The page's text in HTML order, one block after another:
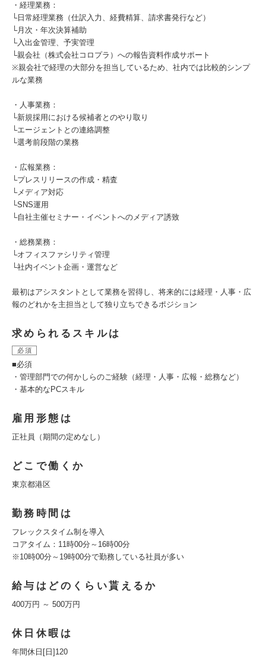
・経理業務：
└日常経理業務（仕訳入力、経費精算、請求書発行など）
└月次・年次決算補助
└入出金管理、予実管理
└親会社（株式会社コロプラ）への報告資料作成サポート
※親会社で経理の大部分を担当しているため、社内では比較的シンプ
ルな業務
・人事業務：
└新規採用における候補者とのやり取り
└エージェントとの連絡調整
└選考前段階の業務
・広報業務：
└プレスリリースの作成・精査
└メディア対応
└SNS運用
└自社主催セミナー・イベントへのメディア誘致
・総務業務：
└オフィスファシリティ管理
└社内イベント企画・運営など
最初はアシスタントとして業務を習得し、将来的には経理・人事・広
報のどれかを主担当として独り立ちできるポジション
求められるスキルは
必須
■必須
・管理部門での何かしらのご経験（経理・人事・広報・総務など）
・基本的なPCスキル
雇用形態は
正社員（期間の定めなし）
どこで働くか
東京都港区
勤務時間は
フレックスタイム制を導入
コアタイム：11時00分～16時00分
※10時00分～19時00分で勤務している社員が多い
給与はどのくらい貰えるか
400万円 ～ 500万円
休日休暇は
年間休日[日]120